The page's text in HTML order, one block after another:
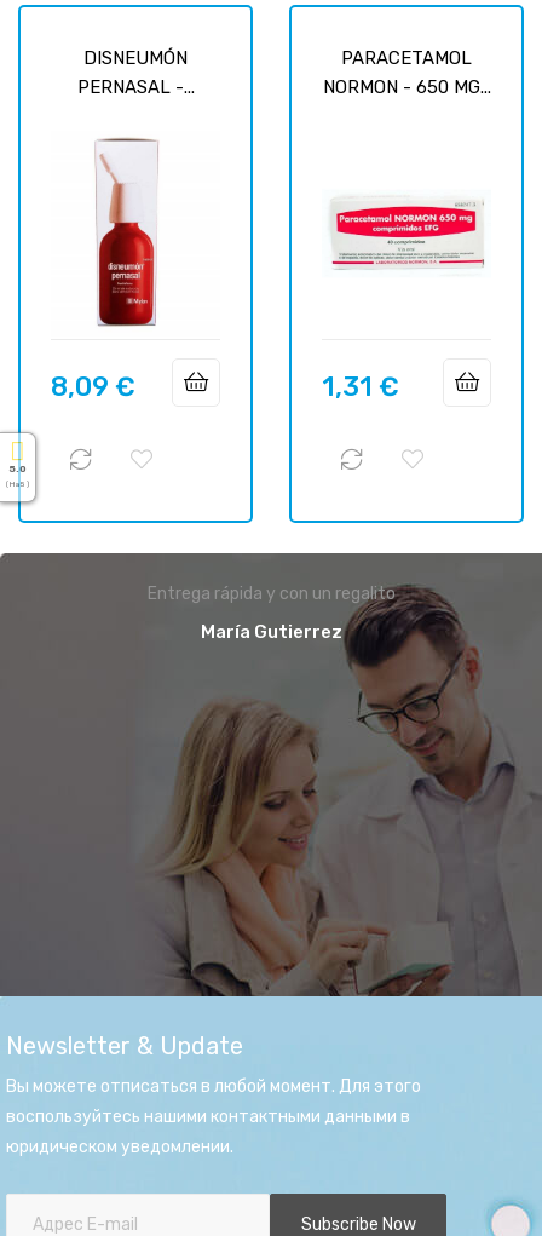
DISNEUMÓN
PERNASAL -...
Цена
8,09 €
PARACETAMOL
NORMON - 650 MG...
Цена
1,31 €
María Gutierrez
Entrega rápida y con un regalito
Newsletter & Update
Вы можете отписаться в любой момент. Для этого
воспользуйтесь нашими контактными данными в
юридическом уведомлении.
Subscribe Now
5.0
( На 5 )